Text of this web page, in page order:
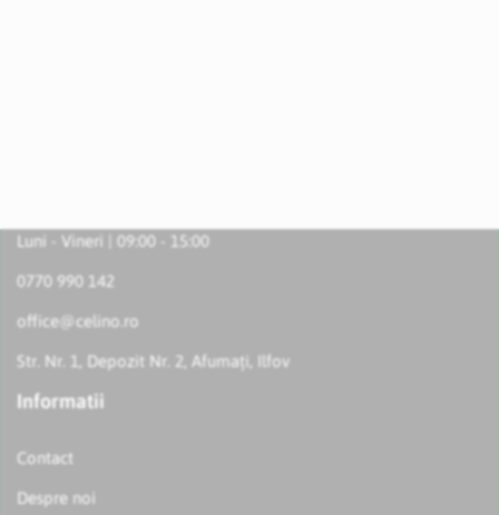
Luni - Vineri | 09:00 - 15:00
0770 990 142
office@celino.ro
Str. Nr. 1, Depozit Nr. 2, Afumați, Ilfov
Informatii
Contact
Despre noi